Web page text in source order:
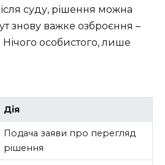
суду, рішення можна
знову важке озброєння –
особистого, лише
Дія
Подача заяви про перегляд
рішення